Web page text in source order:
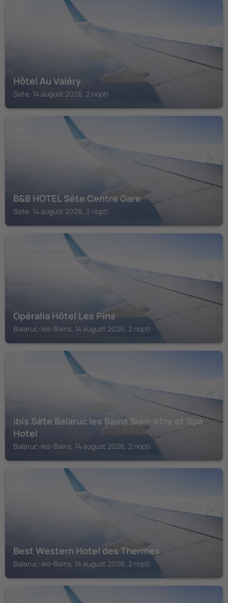
Hôtel Au Valéry
Sete, 14 august 2026, 2 nopți
B&B HOTEL Sète Centre Gare
Sete, 14 august 2026, 2 nopți
Opéralia Hôtel Les Pins
Balaruc-les-Bains, 14 august 2026, 2 nopți
ibis Sète Balaruc les Bains Bien-être et Spa
Hotel
Balaruc-les-Bains, 14 august 2026, 2 nopți
Best Western Hotel des Thermes
Balaruc-les-Bains, 14 august 2026, 2 nopți